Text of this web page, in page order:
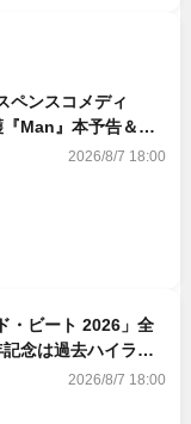
ペンスコメディ
Man』本予告＆新
2026/8/7 18:00
・ビート 2026」全
念は過去ハイライ
！【潜入レポート】
2026/8/7 18:00